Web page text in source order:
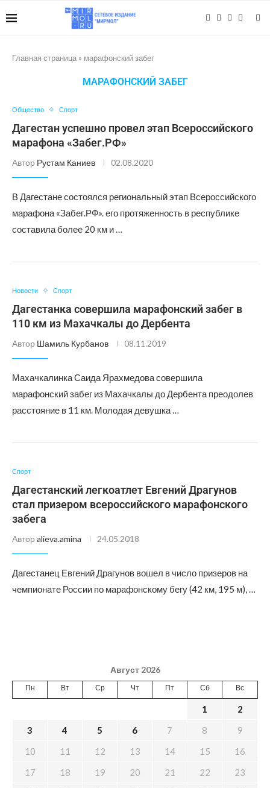
Главная страница » марафонский забег
МАРАФОНСКИЙ ЗАБЕГ
Общество Спорт
Дагестан успешно провел этап Всероссийского
марафона «Забег.РФ»
Автор Рустам Каниев 02.08.2020
В Дагестане состоялся региональный этап Всероссийского
марафона «Забег.РФ». его протяженность в республике
составила более 20 км и …
Новости Спорт
Дагестанка совершила марафонский забег в
110 км из Махачкалы до Дербента
Автор Шамиль Курбанов 08.11.2019
Махачкалинка Саида Ярахмедова совершила
марафонский забег из Махачкалы до Дербента преодолев
расстояние в 11 км. Молодая девушка …
Спорт
Дагестанский легкоатлет Евгений Драгунов
стал призером всероссийского марафонского
забега
Автор alieva.amina 24.05.2018
Дагестанец Евгений Драгунов вошел в число призеров на
чемпионате России по марафонскому бегу (42 км, 195 м), …
Август 2026
Пн Вт Ср Чт Пт Сб Вс
1
2
3
4 5 6 7 8
9
10
11 12 13 14 15
16
17
18 19 20 21 22
23